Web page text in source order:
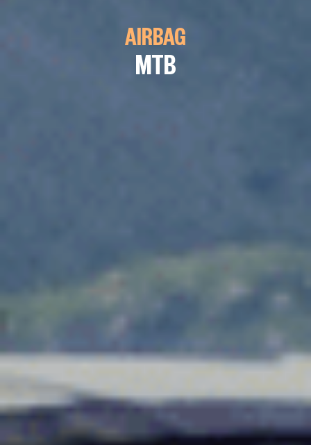
AIRBAG
MTB